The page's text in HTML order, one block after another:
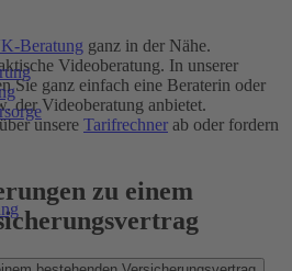
Beratung ganz in der Nähe.
Videoberatung. In unserer
Sie ganz einfach eine Beraterin oder
der Videoberatung anbietet.
unsere Tarifrechner ab oder fordern
zu einem